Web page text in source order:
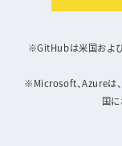
※GitHubは米国およ
※Microsoft、Azureは
国